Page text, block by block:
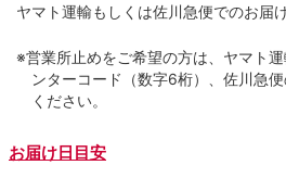
ヤマト運輸もしくは佐川急便でのお届
※営業所止めをご希望の方は、ヤマト
ンターコード（数字6桁）、佐川急
ください。
お届け日目安